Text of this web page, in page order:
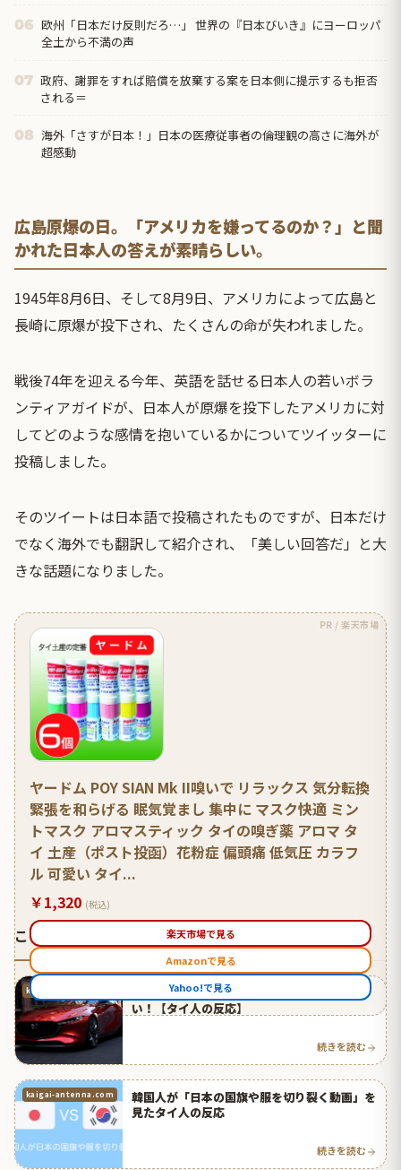
06 欧州「日本だけ反則だろ…」 世界の『日本びいき』にヨーロッパ
全土から不満の声
07 政府、謝罪をすれば賠償を放棄する案を日本側に提示するも拒否
される＝
08 海外「さすが日本！」日本の医療従事者の倫理観の高さに海外が
超感動
広島原爆の日。「アメリカを嫌ってるのか？」と聞
かれた日本人の答えが素晴らしい。
1945年8月6日、そして8月9日、アメリカによって広島と
長崎に原爆が投下され、たくさんの命が失われました。
戦後74年を迎える今年、英語を話せる日本人の若いボラ
ンティアガイドが、日本人が原爆を投下したアメリカに対
してどのような感情を抱いているかについてツイッターに
投稿しました。
そのツイートは日本語で投稿されたものですが、日本だけ
でなく海外でも翻訳して紹介され、「美しい回答だ」と大
きな話題になりました。
PR / 楽天市場
ヤードム POY SIAN Mk II嗅いで リラックス 気分転換
緊張を和らげる 眠気覚まし 集中に マスク快適 ミン
トマスク アロマスティック タイの嗅ぎ薬 アロマ タ
イ 土産（ポスト投函）花粉症 偏頭痛 低気圧 カラフ
ル 可愛い タイ...
￥1,320 (税込)
楽天市場で見る
Amazonで見る
Yahoo!で見る
こちらのタイ人の反応もおすすめです
kaigai-antenna.com
日本のマツダの「魁コンセプト」がカッコい
い！【タイ人の反応】
続きを読む
kaigai-antenna.com
韓国人が「日本の国旗や服を切り裂く動画」を
見たタイ人の反応
続きを読む